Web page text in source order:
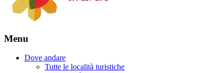
Menu
Dove andare
Tutte le località turistiche